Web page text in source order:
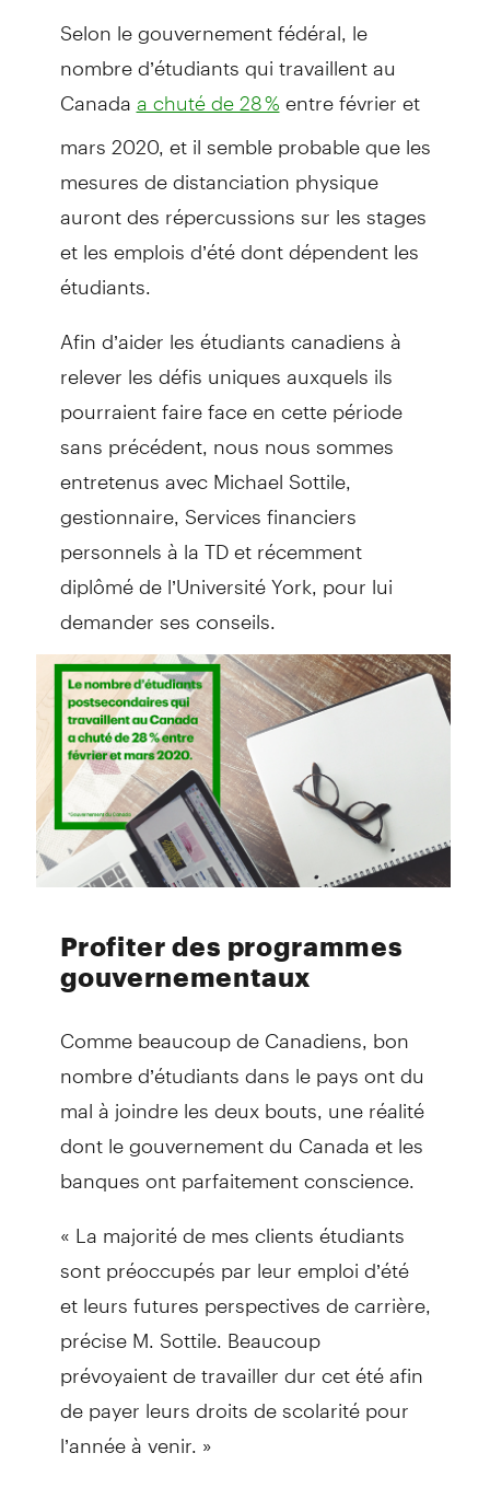
Selon le gouvernement fédéral, le
nombre d’étudiants qui travaillent au
Canada a chuté de 28 % entre février et
mars 2020, et il semble probable que les
mesures de distanciation physique
auront des répercussions sur les stages
et les emplois d’été dont dépendent les
étudiants.
Afin d’aider les étudiants canadiens à
relever les défis uniques auxquels ils
pourraient faire face en cette période
sans précédent, nous nous sommes
entretenus avec Michael Sottile,
gestionnaire, Services financiers
personnels à la TD et récemment
diplômé de l’Université York, pour lui
demander ses conseils.
Profiter des programmes
gouvernementaux
Comme beaucoup de Canadiens, bon
nombre d’étudiants dans le pays ont du
mal à joindre les deux bouts, une réalité
dont le gouvernement du Canada et les
banques ont parfaitement conscience.
« La majorité de mes clients étudiants
sont préoccupés par leur emploi d’été
et leurs futures perspectives de carrière,
précise M. Sottile. Beaucoup
prévoyaient de travailler dur cet été afin
de payer leurs droits de scolarité pour
l’année à venir. »